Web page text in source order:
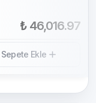
₺ 46,016.97
Sepete Ekle